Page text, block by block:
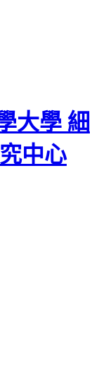
大學 細
中心